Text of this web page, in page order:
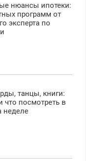
нюансы ипотеки:
программ от
эксперта по
танцы, книги:
что посмотреть в
неделе